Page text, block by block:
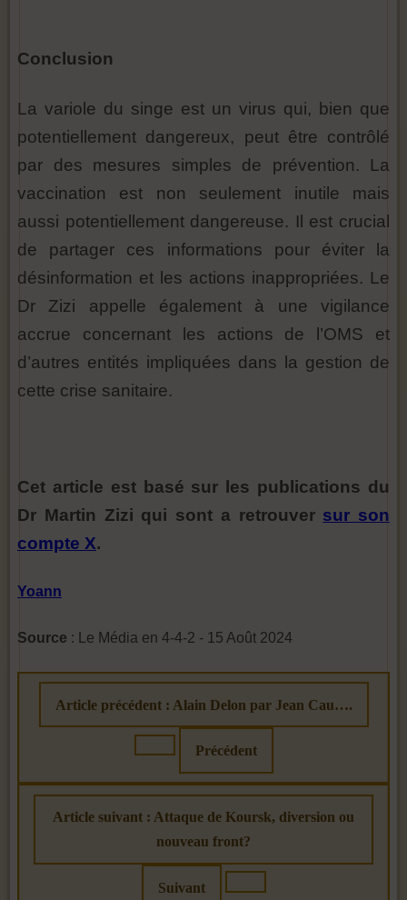
Conclusion
La variole du singe est un virus qui, bien que
potentiellement dangereux, peut être contrôlé
par des mesures simples de prévention. La
vaccination est non seulement inutile mais
aussi potentiellement dangereuse. Il est crucial
de partager ces informations pour éviter la
désinformation et les actions inappropriées. Le
Dr Zizi appelle également à une vigilance
accrue concernant les actions de l’OMS et
d’autres entités impliquées dans la gestion de
cette crise sanitaire.
Cet article est basé sur les publications du
Dr Martin Zizi qui sont a retrouver sur son
compte X.
Yoann
Source : Le Média en 4-4-2 - 15 Août 2024
Article précédent : Alain Delon par Jean Cau….
Précédent
Article suivant : Attaque de Koursk, diversion ou
nouveau front?
Suivant